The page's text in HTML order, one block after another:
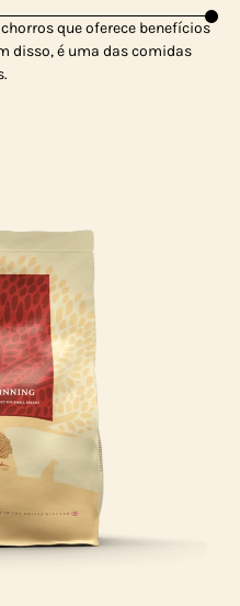
que oferece benefícios
disso, é uma das comidas